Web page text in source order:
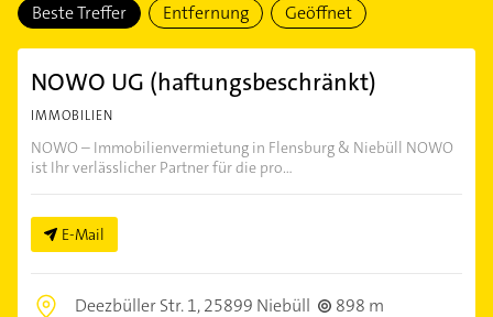
Beste Treffer Entfernung Geöffnet
NOWO UG (haftungsbeschränkt)
IMMOBILIEN
NOWO – Immobilienvermietung in Flensburg & Niebüll NOWO
ist Ihr verlässlicher Partner für die pro...
E-Mail
Deezbüller Str. 1,25899 Niebüll
898 m